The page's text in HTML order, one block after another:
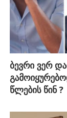
ბევრი ვერ
წლების წინ ?